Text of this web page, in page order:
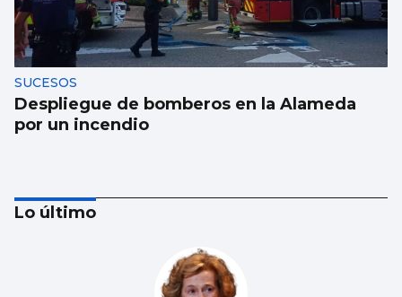
SUCESOS
Despliegue de bomberos en la Alameda
por un incendio
Lo último